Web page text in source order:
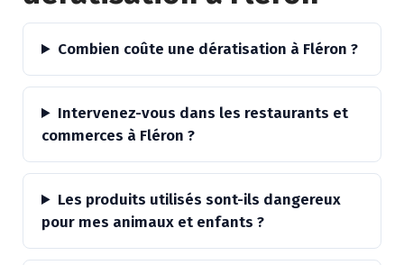
Combien coûte une dératisation à Fléron ?
Intervenez-vous dans les restaurants et
commerces à Fléron ?
Les produits utilisés sont-ils dangereux
pour mes animaux et enfants ?